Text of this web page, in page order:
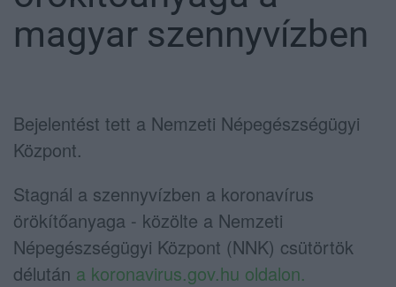
magyar szennyvízben
Bejelentést tett a Nemzeti Népegészségügyi
Központ.
Stagnál a szennyvízben a koronavírus
örökítőanyaga - közölte a Nemzeti
Népegészségügyi Központ (NNK) csütörtök
délután a koronavirus.gov.hu oldalon.